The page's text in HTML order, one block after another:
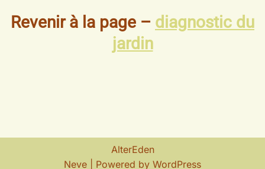
Revenir à la page – diagnostic du
jardin
AlterEden
Neve | Powered by WordPress